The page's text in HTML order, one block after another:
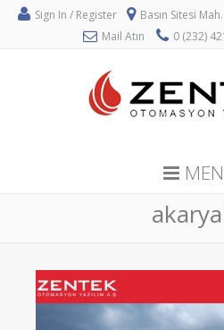
Sign In / Register
Basın Sitesi
Mail Atın
0 (232)